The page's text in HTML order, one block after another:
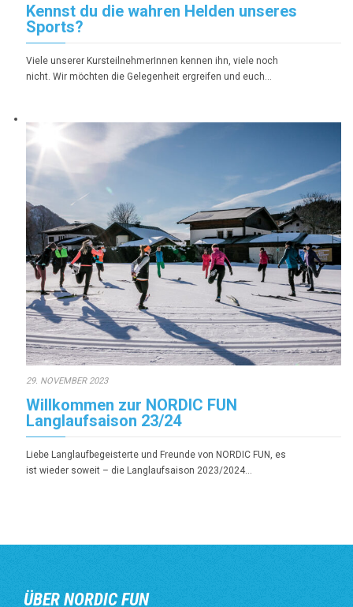
Kennst du die wahren Helden unseres
Sports?
Viele unserer KursteilnehmerInnen kennen ihn, viele noch
nicht. Wir möchten die Gelegenheit ergreifen und euch…
29. NOVEMBER 2023
Willkommen zur NORDIC FUN
Langlaufsaison 23/24
Liebe Langlaufbegeisterte und Freunde von NORDIC FUN, es
ist wieder soweit – die Langlaufsaison 2023/2024…
ÜBER NORDIC FUN